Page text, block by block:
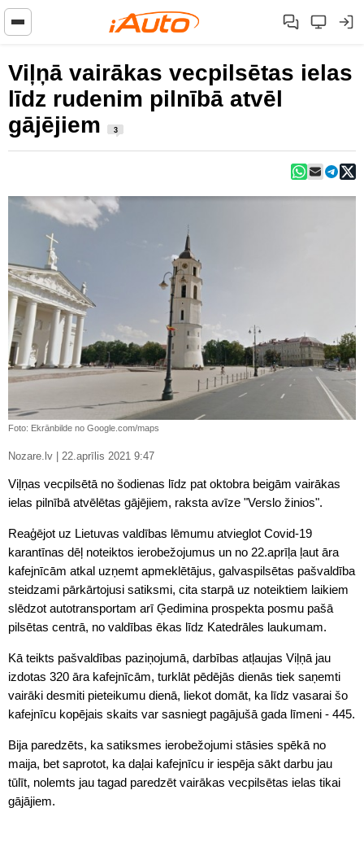
Viļņā vairākas vecpilsētas ielas
līdz rudenim pilnībā atvēl
gājējiem
3
Foto: Ekrānbilde no Google.com/maps
Nozare.lv | 22.aprīlis 2021 9:47
Viļņas vecpilsētā no šodienas līdz pat oktobra beigām vairākas
ielas pilnībā atvēlētas gājējiem, raksta avīze "Verslo žinios".
Reaģējot uz Lietuvas valdības lēmumu atvieglot Covid-19
karantīnas dēļ noteiktos ierobežojumus un no 22.aprīļa ļaut āra
kafejnīcām atkal uzņemt apmeklētājus, galvaspilsētas pašvaldība
steidzami pārkārtojusi satiksmi, cita starpā uz noteiktiem laikiem
slēdzot autotransportam arī Ģedimina prospekta posmu pašā
pilsētas centrā, no valdības ēkas līdz Katedrāles laukumam.
Kā teikts pašvaldības paziņojumā, darbības atļaujas Viļņā jau
izdotas 320 āra kafejnīcām, turklāt pēdējās dienās tiek saņemti
vairāki desmiti pieteikumu dienā, liekot domāt, ka līdz vasarai šo
kafejnīcu kopējais skaits var sasniegt pagājušā gada līmeni - 445.
Bija paredzēts, ka satiksmes ierobežojumi stāsies spēkā no
maija, bet saprotot, ka daļai kafejnīcu ir iespēja sākt darbu jau
tūlīt, nolemts jau tagad paredzēt vairākas vecpilsētas ielas tikai
gājājiem.